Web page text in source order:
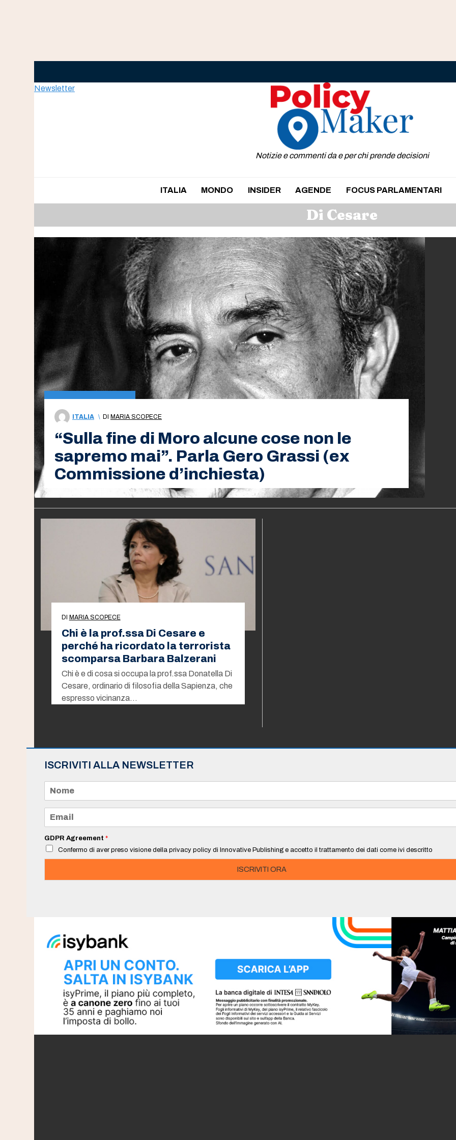
Newsletter
Notizie e commenti da e per chi prende decisioni
ITALIA MONDO INSIDER AGENDE FOCUS PARLAMENTARI
Di Cesare
ITALIA \ DI MARIA SCOPECE
“Sulla fine di Moro alcune cose non le
sapremo mai”. Parla Gero Grassi (ex
Commissione d’inchiesta)
DI MARIA SCOPECE
Chi è la prof.ssa Di Cesare e
perché ha ricordato la terrorista
scomparsa Barbara Balzerani
Chi è e di cosa si occupa la prof.ssa Donatella Di
Cesare, ordinario di filosofia della Sapienza, che
espresso vicinanza…
ISCRIVITI ALLA NEWSLETTER
m
e
a
i
*
GDPR Agreement *
Confermo di aver preso visione della privacy policy di Innovative Publishing e accetto il trattamento dei dati come ivi descritto
ISCRIVITI ORA